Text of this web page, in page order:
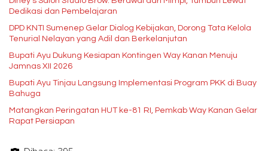
Dedikasi dan Pembelajaran
DPD KNTI Sumenep Gelar Dialog Kebijakan, Dorong Tata Kelola
Tenurial Nelayan yang Adil dan Berkelanjutan
Bupati Ayu Dukung Kesiapan Kontingen Way Kanan Menuju
Jamnas XII 2026
Bupati Ayu Tinjau Langsung Implementasi Program PKK di Buay
Bahuga
Matangkan Peringatan HUT ke-81 RI, Pemkab Way Kanan Gelar
Rapat Persiapan